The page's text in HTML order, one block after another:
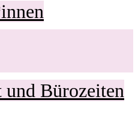
Bürozeiten